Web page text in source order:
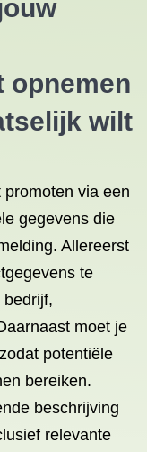
opnemen
wilt
via een
gegevens die
Allereerst
te
moet je
potentiële
bereiken.
beschrijving
relevante